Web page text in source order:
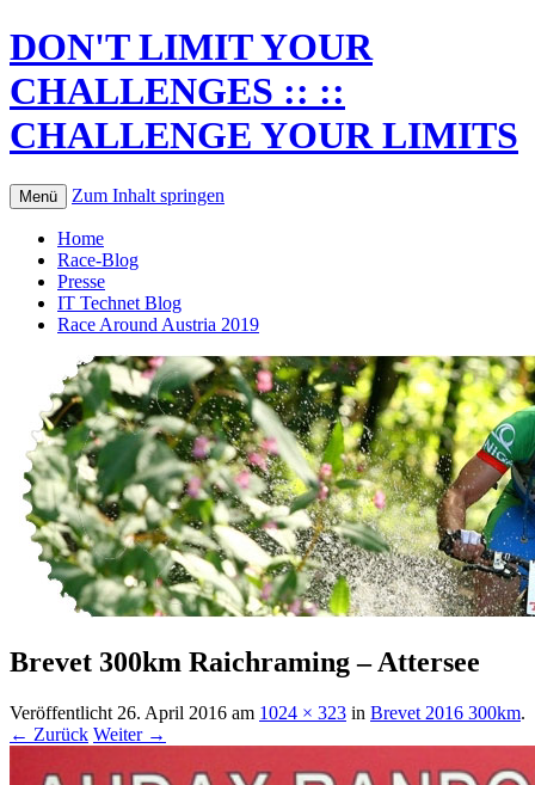
DON'T LIMIT YOUR
CHALLENGES :: ::
CHALLENGE YOUR LIMITS
Menü Zum Inhalt springen
Home
Race-Blog
Presse
IT Technet Blog
Race Around Austria 2019
Brevet 300km Raichraming – Attersee
Veröffentlicht 26. April 2016 am 1024 × 323 in Brevet 2016 300km.
← Zurück Weiter →